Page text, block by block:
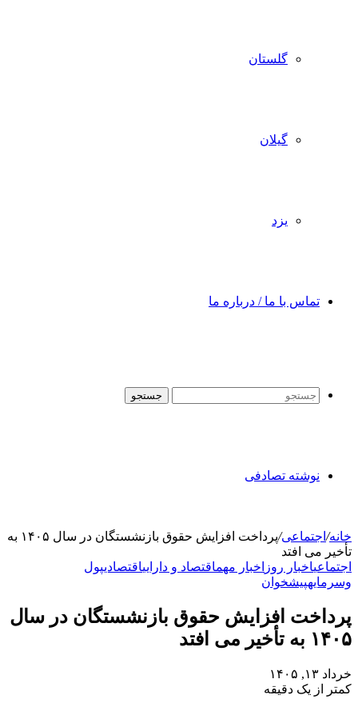
گلستان
گیلان
یزد
تماس با ما / درباره ما
جستجو
نوشته تصادفی
خانه/ اجتماعی/
پرداخت افزایش حقوق بازنشستگان در سال ۱۴۰۵ به
تأخیر می افتد
اجتماعیاخبار روز اخبار مهماقتصاد و داراییاقتصادیپول
وسرمایهپیشخوان
پرداخت افزایش حقوق بازنشستگان در سال
۱۴۰۵ به تأخیر می افتد
خرداد ۱۳, ۱۴۰۵
کمتر از یک دقیقه